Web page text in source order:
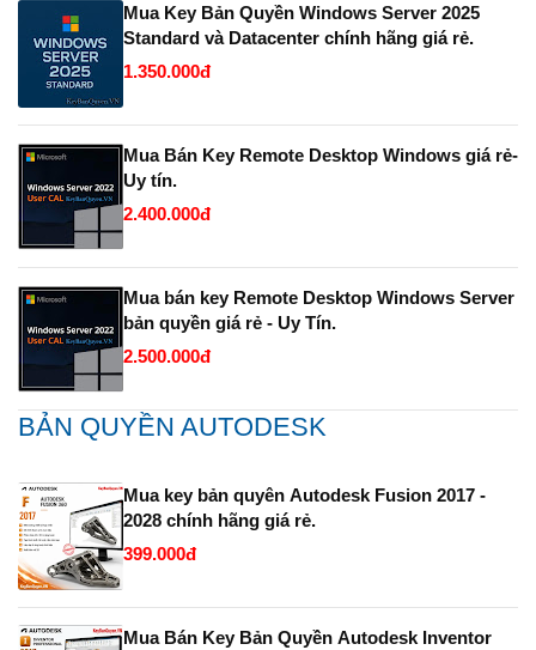
Mua Key Bản Quyền Windows Server 2025
Standard và Datacenter chính hãng giá rẻ.
1.350.000đ
Mua Bán Key Remote Desktop Windows giá rẻ-
Uy tín.
2.400.000đ
Mua bán key Remote Desktop Windows Server
bản quyền giá rẻ - Uy Tín.
2.500.000đ
BẢN QUYỀN AUTODESK
Mua key bản quyên Autodesk Fusion 2017 -
2028 chính hãng giá rẻ.
399.000đ
Mua Bán Key Bản Quyền Autodesk Inventor